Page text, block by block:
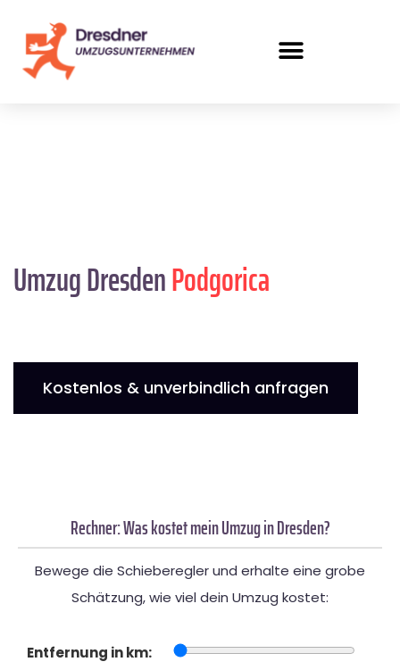
Umzug DresdenPodgorica
Kostenlos & unverbindlich anfragen
Rechner: Was kostet mein Umzug in Dresden?
Bewege die Schieberegler und erhalte eine grobe
Schätzung, wie viel dein Umzug kostet:
Entfernung in km: